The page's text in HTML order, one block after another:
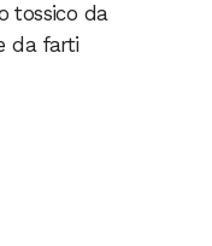
tossico da
da farti